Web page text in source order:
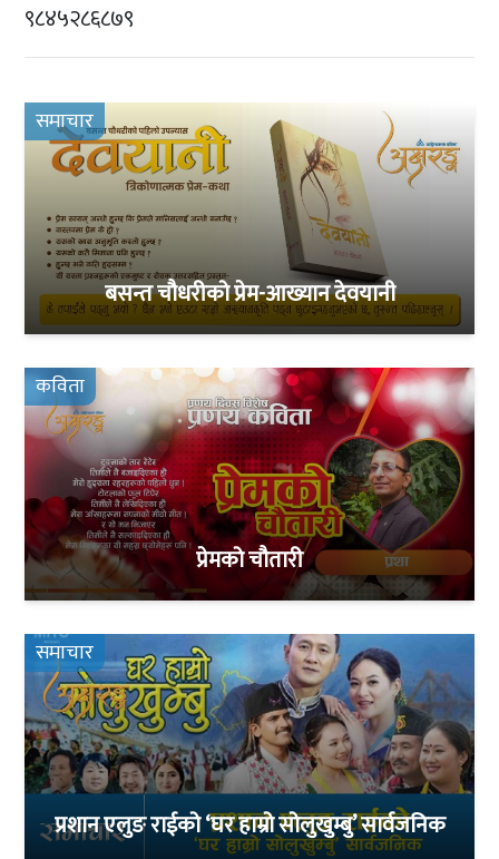
९८४५२८६८७९
समाचार
बसन्त चौधरीको प्रेम-आख्यान देवयानी
कविता
प्रेमको चौतारी
समाचार
प्रशान एलुङ राईको ‘घर हाम्रो सोलुखुम्बु’ सार्वजनिक